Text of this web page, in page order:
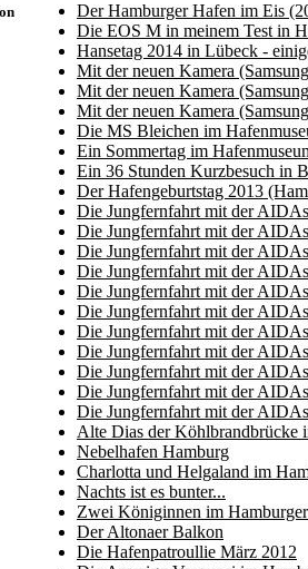
Der Hamburger Hafen im Eis
Die EOS M in meinem Test in
Hansetag 2014 in Lübeck -
Mit der neuen Kamera
Mit der neuen Kamera
Mit der neuen Kamera
Die MS Bleichen im
Ein Sommertag im
Ein 36 Stunden Kurzbesuch in
Der Hafengeburtstag 2013
Die Jungfernfahrt mit der
Die Jungfernfahrt mit der
Die Jungfernfahrt mit der
Die Jungfernfahrt mit der
Die Jungfernfahrt mit der
Die Jungfernfahrt mit der
Die Jungfernfahrt mit der
Die Jungfernfahrt mit der
Die Jungfernfahrt mit der
Die Jungfernfahrt mit der
Die Jungfernfahrt mit der
Alte Dias der Köhlbrandbrücke
Nebelhafen Hamburg
Charlotta und Helgaland im
Nachts ist es bunter...
Zwei Königinnen im
Der Altonaer Balkon
Die Hafenpatroullie März 2012